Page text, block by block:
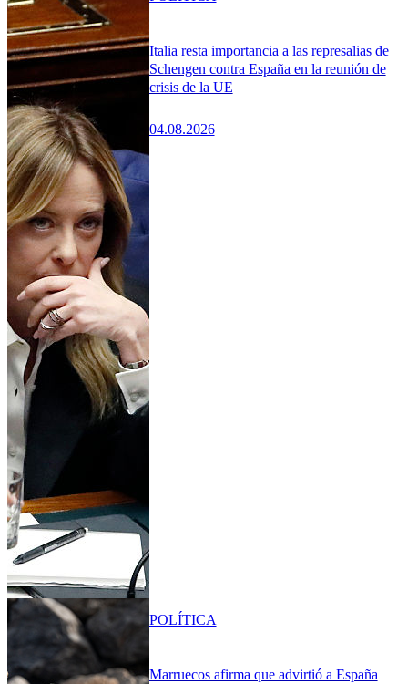
Italia resta importancia a las represalias de
Schengen contra España en la reunión de
crisis de la UE
04.08.2026
Marruecos afirma que advirtió a España
POLÍTICA